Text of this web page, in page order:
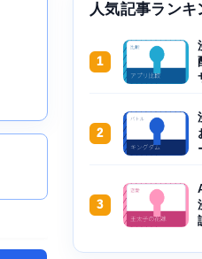
人気記事ランキ
1
2
3